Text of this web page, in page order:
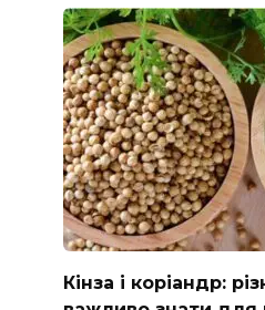
Кінза і коріандр: